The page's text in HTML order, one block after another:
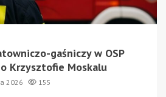
gaśniczy w OSP
Krzysztofie Moskalu
2026 155